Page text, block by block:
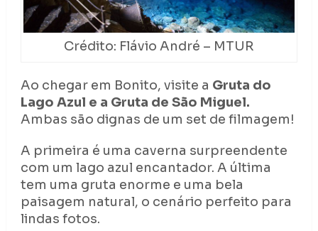
Crédito: Flávio André – MTUR
Ao chegar em Bonito, visite a Gruta do
Lago Azul e a Gruta de São Miguel.
Ambas são dignas de um set de filmagem!
A primeira é uma caverna surpreendente
com um lago azul encantador. A última
tem uma gruta enorme e uma bela
paisagem natural, o cenário perfeito para
lindas fotos.